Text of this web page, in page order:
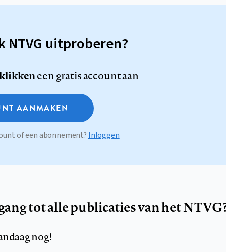
NTVG uitproberen?
een gratis account aan
AANMAKEN
of een abonnement? Inloggen
tot alle publicaties van het
nog!